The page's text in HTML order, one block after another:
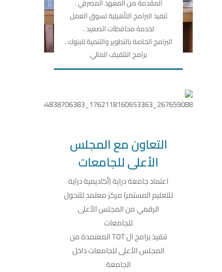
المقدمة من المعهد المصرفي .
تنفيذ البرامج التأهيلية لسوق العمل
لخدمة محافظات الصعيد .
البرامج الخاصة بالتطوير والتنمية للبنوك .
برامج التثقيف المالي
التعاون مع المجلس
الأعلى للجامعات
اعتماد جامعة دراية (أكاديمية دراية
للتعليم المستمر) مركز معتمد للتحول
الرقمي من المجلس الأعلى
للجامعات
تنفيذ برامج ال TOT المعتمدة من
المجلس الأعلى للجامعات داخل
الجامعة